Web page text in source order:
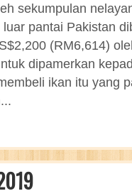
sekumpulan
luar pantai Pakistan
(RM6,614)
dipamerkan
ikan itu yang